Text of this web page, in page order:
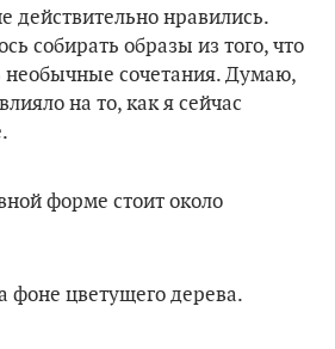
действительно нравились.
собирать образы из того, что
необычные сочетания. Думаю,
на то, как я сейчас